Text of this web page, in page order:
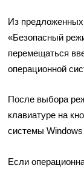
Из
«Безопасный
перемещаться
операционной
После выбора
клавиатуре на
системы
Если